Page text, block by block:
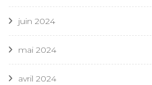
juin 2024
mai 2024
avril 2024